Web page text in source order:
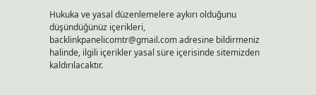
Hukuka ve yasal düzenlemelere aykırı olduğunu
düşündüğünüz içerikleri,
backlinkpanelicomtr@gmail.comadresine bildirmeniz
halinde, ilgili içerikler yasal süre içerisinde sitemizden
kaldırılacaktır.